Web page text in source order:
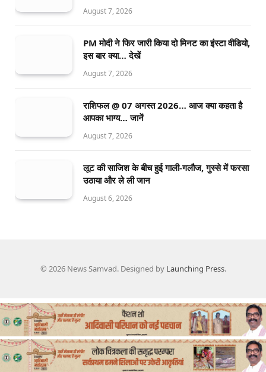
August 7, 2026
PM मोदी ने फिर जारी किया दो मिनट का इंस्टा वीडियो,
इस बार क्या… देखें
August 7, 2026
राशिफल @ 07 अगस्त 2026… आज क्या कहता है
आपका भाग्य… जानें
August 7, 2026
लूट की साजिश के बीच हुई गाली-गलौज, गुस्से में फरसा
उठाया और ले ली जान
August 6, 2026
© 2026 News Samvad. Designed by Launching Press.